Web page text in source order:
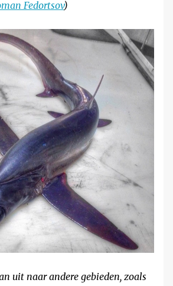
Fedortsov)
uit naar andere gebieden, zoals